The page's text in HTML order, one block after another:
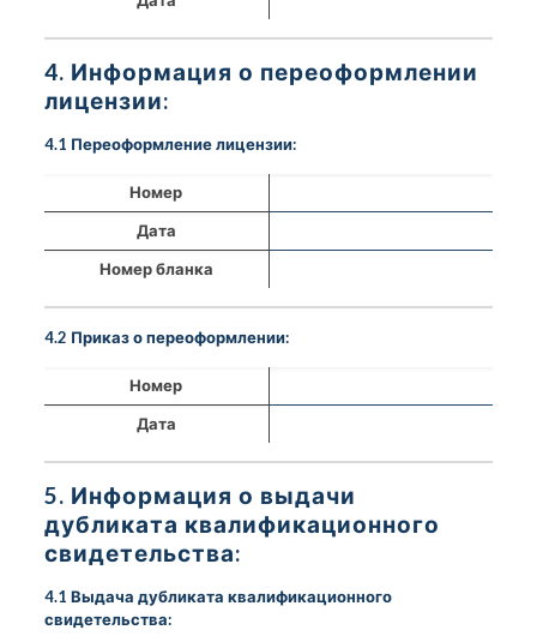
4. Информация о переоформлении
лицензии:
4.1 Переоформление лицензии:
Номер
Дата
Номер бланка
4.2 Приказ о переоформлении:
Номер
Дата
5. Информация о выдачи
дубликата квалификационного
свидетельства:
4.1 Выдача дубликата квалификационного
свидетельства: